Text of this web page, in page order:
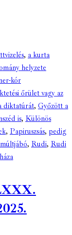
, a kurta
helyzete
kór
őrület vagy az
diktatúrát, Győzött a
is, Különös
, Papiruszsás, pedig
, Rudi, Rudi